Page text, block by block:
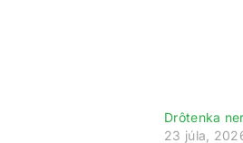
Drôtenka
23 júla,
Navyše za každé